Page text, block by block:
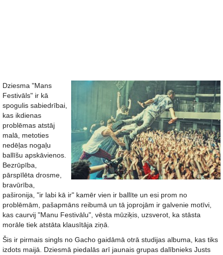
Dziesma "Mans
Festivāls" ir kā
spogulis sabiedrībai,
kas ikdienas
problēmas atstāj
malā, metoties
nedēļas nogaļu
ballīšu apskāvienos.
Bezrūpība,
pārspīlēta drosme,
bravūrība,
pašironija, "ir labi kā ir" kamēr vien ir ballīte un esi prom no
problēmām, pašapmāns reibumā un tā joprojām ir galvenie motīvi,
kas caurvij "Manu Festivālu", vēsta mūziķis, uzsverot, ka stāsta
morāle tiek atstāta klausītāja ziņā.
Šis ir pirmais singls no Gacho gaidāmā otrā studijas albuma, kas tiks
izdots maijā. Dziesmā piedalās arī jaunais grupas dalībnieks Justs